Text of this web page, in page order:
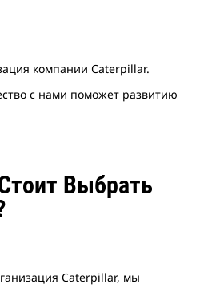
компании Caterpillar.
с нами поможет развитию
Выбрать
Caterpillar, мы